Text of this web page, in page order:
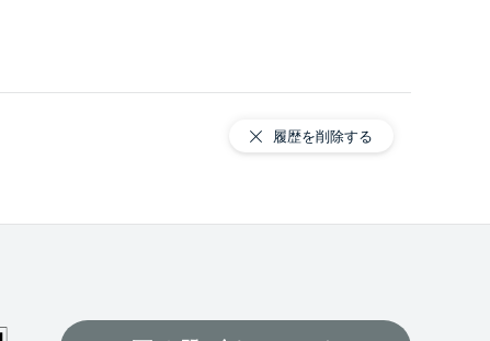
履歴を削除する